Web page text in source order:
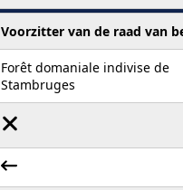
Voorzitter van de raad van
Forêt domaniale indivise de
Stambruges